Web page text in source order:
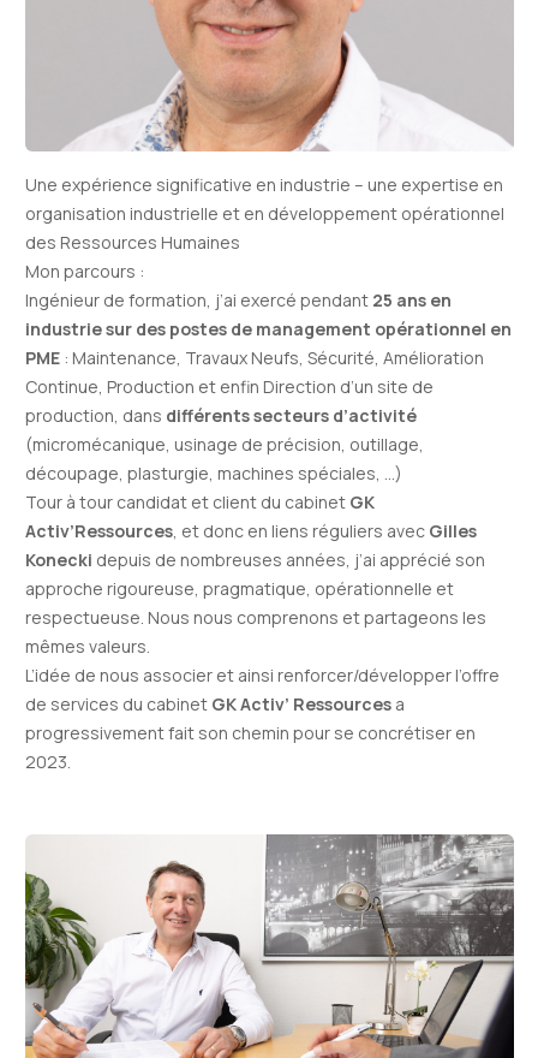
Une expérience significative en industrie – une expertise en
organisation industrielle et en développement opérationnel
des Ressources Humaines
Mon parcours :
Ingénieurde formation, j’ai exercé pendant 25 ans en
industrie sur des postes de management opérationnel en
PME: Maintenance, Travaux Neufs, Sécurité, Amélioration
Continue, Production et enfin Direction d’un site de
production, dans différents secteurs d’activité
(micromécanique, usinage de précision, outillage,
découpage, plasturgie, machines spéciales, …)
Tour à tour candidat et client du cabinet GK
Activ’Ressources, et donc en liens réguliers avec Gilles
Konecki depuis de nombreuses années, j’ai apprécié son
approche rigoureuse, pragmatique, opérationnelle et
respectueuse. Nous nous comprenons et partageons les
mêmes valeurs.
L’idée de nous associer et ainsi renforcer/développer l’offre
de services du cabinet GK Activ’ Ressourcesa
progressivement fait son chemin pour se concrétiser en
2023.